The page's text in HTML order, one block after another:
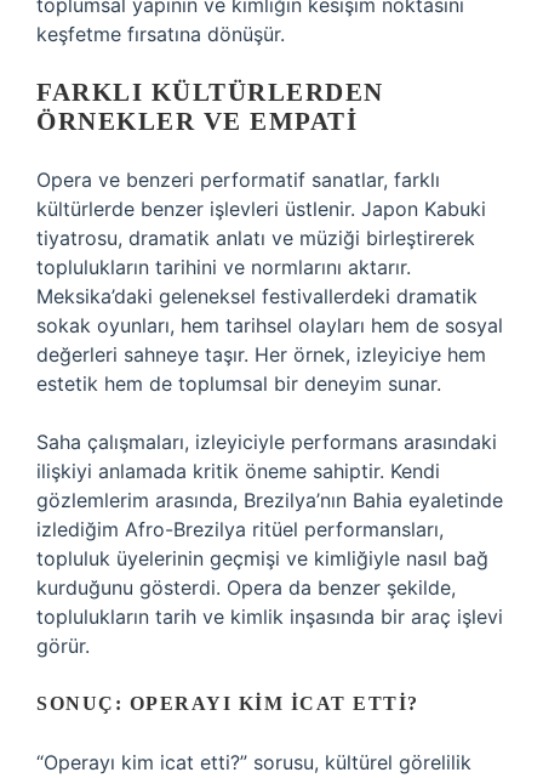
toplumsal yapının ve kimliğin kesişim noktasını
keşfetme fırsatına dönüşür.
FARKLI KÜLTÜRLERDEN
ÖRNEKLER VE EMPATI
Opera ve benzeri performatif sanatlar, farklı
kültürlerde benzer işlevleri üstlenir. Japon Kabuki
tiyatrosu, dramatik anlatı ve müziği birleştirerek
toplulukların tarihini ve normlarını aktarır.
Meksika’daki geleneksel festivallerdeki dramatik
sokak oyunları, hem tarihsel olayları hem de sosyal
değerleri sahneye taşır. Her örnek, izleyiciye hem
estetik hem de toplumsal bir deneyim sunar.
Saha çalışmaları, izleyiciyle performans arasındaki
ilişkiyi anlamada kritik öneme sahiptir. Kendi
gözlemlerim arasında, Brezilya’nın Bahia eyaletinde
izlediğim Afro-Brezilya ritüel performansları,
topluluk üyelerinin geçmişi ve kimliğiyle nasıl bağ
kurduğunu gösterdi. Opera da benzer şekilde,
toplulukların tarih ve kimlik inşasında bir araç işlevi
görür.
SONUÇ: OPERAYI KIM İCAT ETTI?
“Operayı kim icat etti?” sorusu, kültürel görelilik